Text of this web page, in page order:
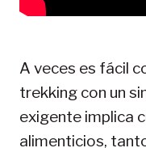
A veces es fácil
trekking con un
exigente implica
alimenticios,